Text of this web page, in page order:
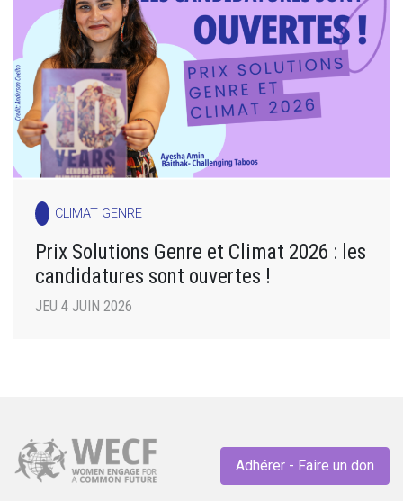
CLIMAT GENRE
Prix Solutions Genre et Climat 2026 : les
candidatures sont ouvertes !
JEU 4 JUIN 2026
Adhérer - Faire un don